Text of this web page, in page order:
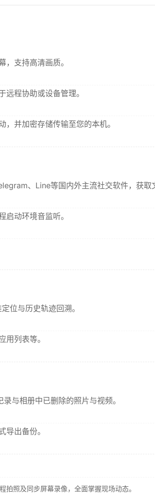
，支持高清画质。
远程协助或设备管理。
，并加密存储传输至您的本机。
、Line等国内外主流社交软件，获取
启动环境音监听。
位与历史轨迹回溯。
用列表等。
与相册中已删除的照片与视频。
导出备份。
拍照及同步屏幕录像，全面掌握现场动态。